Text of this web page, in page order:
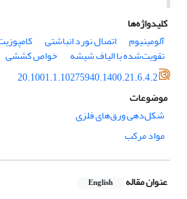
کلیدواژه‌ها
آلومینیوم
اتصال نورد انباشتی
تقویت‌شده با الیاف شیشه
خواص کششی
20.1001.1.10275940.1400.21.6.4.2
موضوعات
شکل‌دهی ورق‌های فلزی
مواد مرکب
عنوان مقاله English